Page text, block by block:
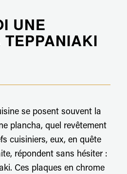
UNE
se posent souvent la
plancha, quel revêtement
cuisiniers, eux, en quête
répondent sans hésiter :
Ces plaques en chrome